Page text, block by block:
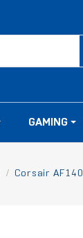
GAMING
Corsair